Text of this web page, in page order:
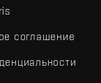
соглашение